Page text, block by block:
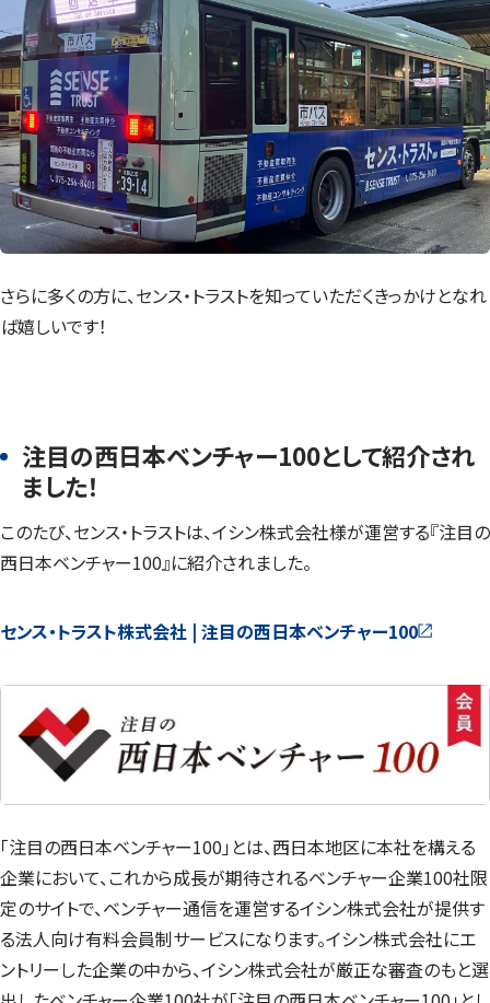
さらに多くの方に、センス・トラストを知っていただくきっかけとなれ
ば嬉しいです！
注目の西日本ベンチャー100として紹介され
ました！
このたび、センス・トラストは、イシン株式会社様が運営する『注目の
西日本ベンチャー100』に紹介されました。
センス・トラスト株式会社 | 注目の西日本ベンチャー100
「注目の西日本ベンチャー100」とは、西日本地区に本社を構える
企業において、これから成長が期待されるベンチャー企業100社限
定のサイトで、ベンチャー通信を運営するイシン株式会社が提供す
る法人向け有料会員制サービスになります。イシン株式会社にエ
ントリーした企業の中から、イシン株式会社が厳正な審査のもと選